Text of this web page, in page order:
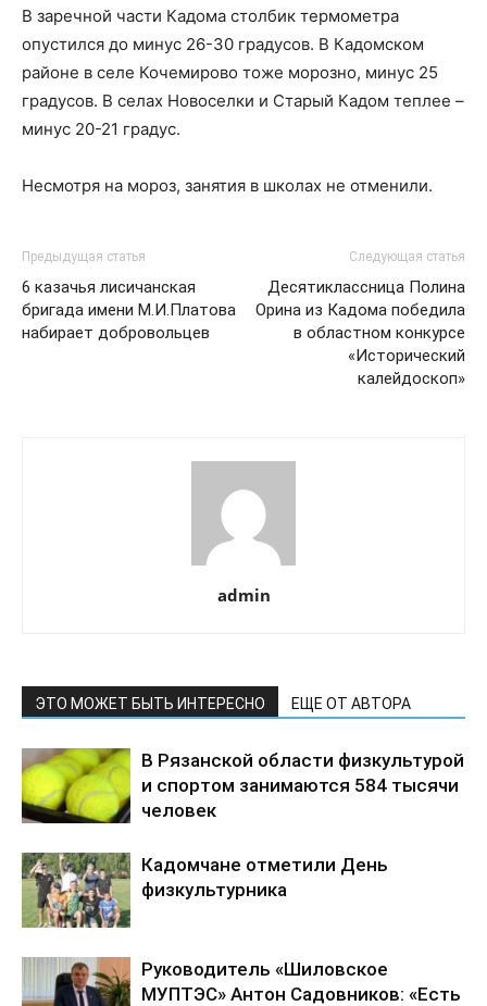
В заречной части Кадома столбик термометра
опустился до минус 26-30 градусов. В Кадомском
районе в селе Кочемирово тоже морозно, минус 25
градусов. В селах Новоселки и Старый Кадом теплее –
минус 20-21 градус.
Несмотря на мороз, занятия в школах не отменили.
Предыдущая статья
6 казачья лисичанская
бригада имени М.И.Платова
набирает добровольцев
Следующая статья
Десятиклассница Полина
Орина из Кадома победила
в областном конкурсе
«Исторический
калейдоскоп»
admin
ЭТО МОЖЕТ БЫТЬ ИНТЕРЕСНО ЕЩЕ ОТ АВТОРА
В Рязанской области физкультурой
и спортом занимаются 584 тысячи
человек
Кадомчане отметили День
физкультурника
Руководитель «Шиловское
МУПТЭС» Антон Садовников: «Есть